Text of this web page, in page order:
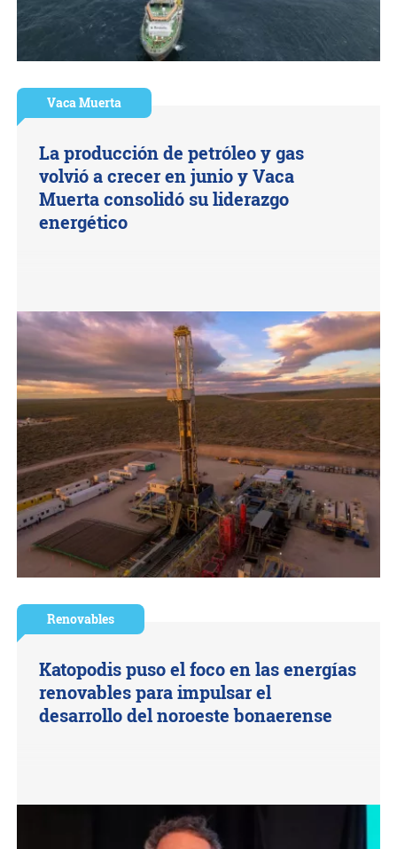
Vaca Muerta
La producción de petróleo y gas
volvió a crecer en junio y Vaca
Muerta consolidó su liderazgo
energético
Renovables
Katopodis puso el foco en las energías
renovables para impulsar el
desarrollo del noroeste bonaerense